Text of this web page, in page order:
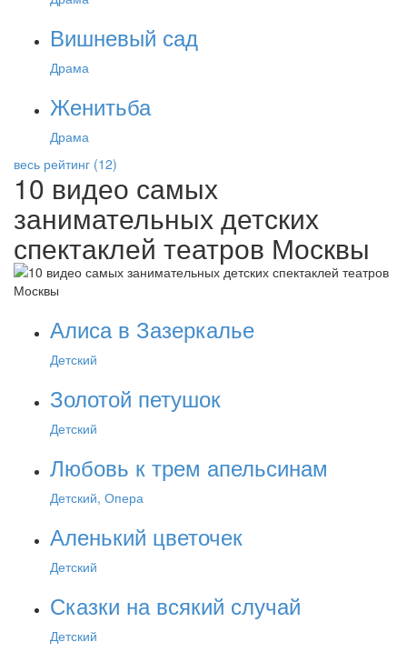
Вишневый сад
Драма
Женитьба
Драма
весь рейтинг (12)
10 видео самых
занимательных детских
спектаклей театров Москвы
Алиса в Зазеркалье
Детский
Золотой петушок
Детский
Любовь к трем апельсинам
Детский, Опера
Аленький цветочек
Детский
Сказки на всякий случай
Детский